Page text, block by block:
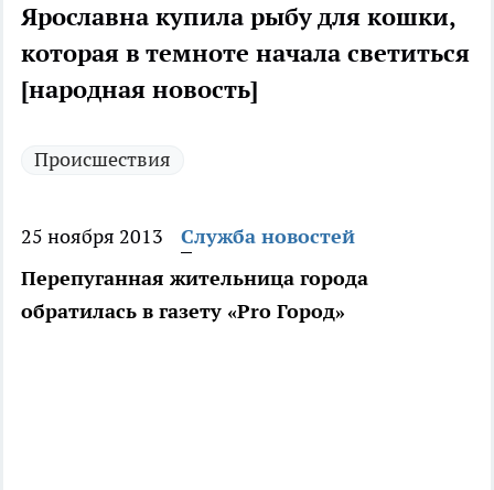
Ярославна купила рыбу для кошки,
которая в темноте начала светиться
[народная новость]
Происшествия
25 ноября 2013
Служба новостей
Перепуганная жительница города
обратилась в газету «Pro Город»